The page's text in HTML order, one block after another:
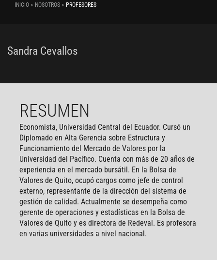
INICIO > NOSOTROS > PROFESORES
Sandra Cevallos
RESUMEN
Economista, Universidad Central del Ecuador. Cursó un
Diplomado en Alta Gerencia sobre Estructura y
Funcionamiento del Mercado de Valores por la
Universidad del Pacífico. Cuenta con más de 20 años de
experiencia en el mercado bursátil. En la Bolsa de
Valores de Quito, ocupó cargos como jefe de control
externo, representante de la dirección del sistema de
gestión de calidad. Actualmente se desempeña como
gerente de operaciones y estadísticas en la Bolsa de
Valores de Quito y es directora de Redeval. Es profesora
en varias universidades a nivel nacional.